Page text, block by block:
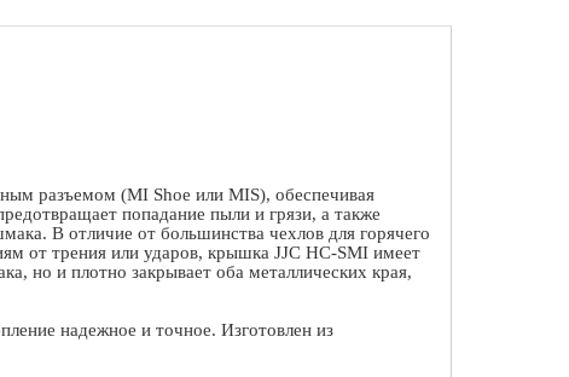
разъемом (MI Shoe или MIS), обеспечивая
попадание пыли и грязи, а также
В отличие от большинства чехлов для горячего
от трения или ударов, крышка JJC HC-SMI имеет
но и плотно закрывает оба металлических края,
надежное и точное. Изготовлен из